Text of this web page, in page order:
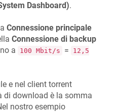
Dashboard).
Connessione principale
Connessione di backup
a 100 Mbit/s =
12,5
e nel client torrent
di download è la somma
nostro esempio